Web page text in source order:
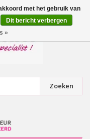
Zoeken
met het gebruik van
Dit bericht verbergen
»